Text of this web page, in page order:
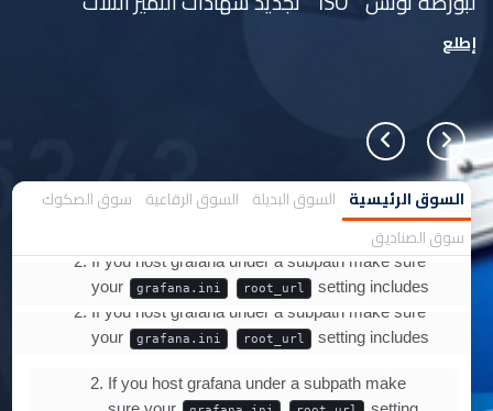
إطلع
السوق الرئيسية السوق البديلة السوق الرقاعية سوق الصكوك
سوق الصناديق